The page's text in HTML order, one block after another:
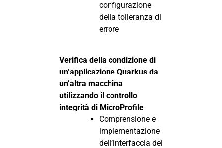
configurazione
della tolleranza di
errore
Verifica della condizione di
un’applicazione Quarkus da
un’altra macchina
utilizzando il controllo
integrità di MicroProfile
Comprensione e
implementazione
dell’interfaccia del